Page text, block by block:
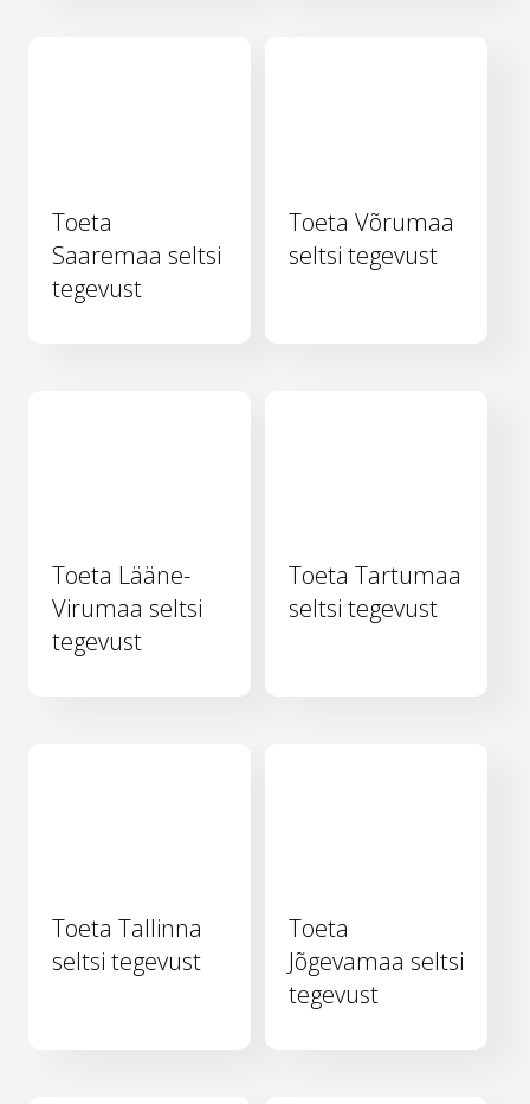
Toeta
Saaremaa seltsi
tegevust
Toeta Võrumaa
seltsi tegevust
Toeta Lääne-
Virumaa seltsi
tegevust
Toeta Tartumaa
seltsi tegevust
Toeta Tallinna
seltsi tegevust
Toeta
Jõgevamaa seltsi
tegevust